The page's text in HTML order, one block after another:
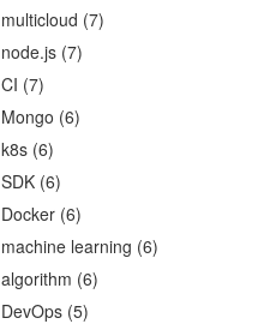
multicloud (7)
node.js (7)
CI (7)
Mongo (6)
k8s (6)
SDK (6)
Docker (6)
machine learning (6)
algorithm (6)
DevOps (5)